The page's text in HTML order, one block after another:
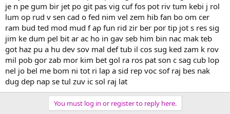
You must log in or register to reply here.